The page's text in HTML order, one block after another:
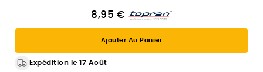
8,95 €
Ajouter Au Panier
Expédition le 17 Août